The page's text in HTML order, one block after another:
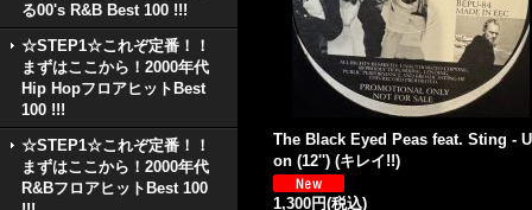
る00's R&B Best 100 !!!
☆STEP1☆これぞ定番！！
まずはここから！2000年代
Hip HopフロアヒットBest
100 !!!
☆STEP1☆これぞ定番！！
まずはここから！2000年代
R&BフロアヒットBest 100
The Black Eyed Peas feat. Sting -
on (12'') (キレイ!!)
1,300円(税込)